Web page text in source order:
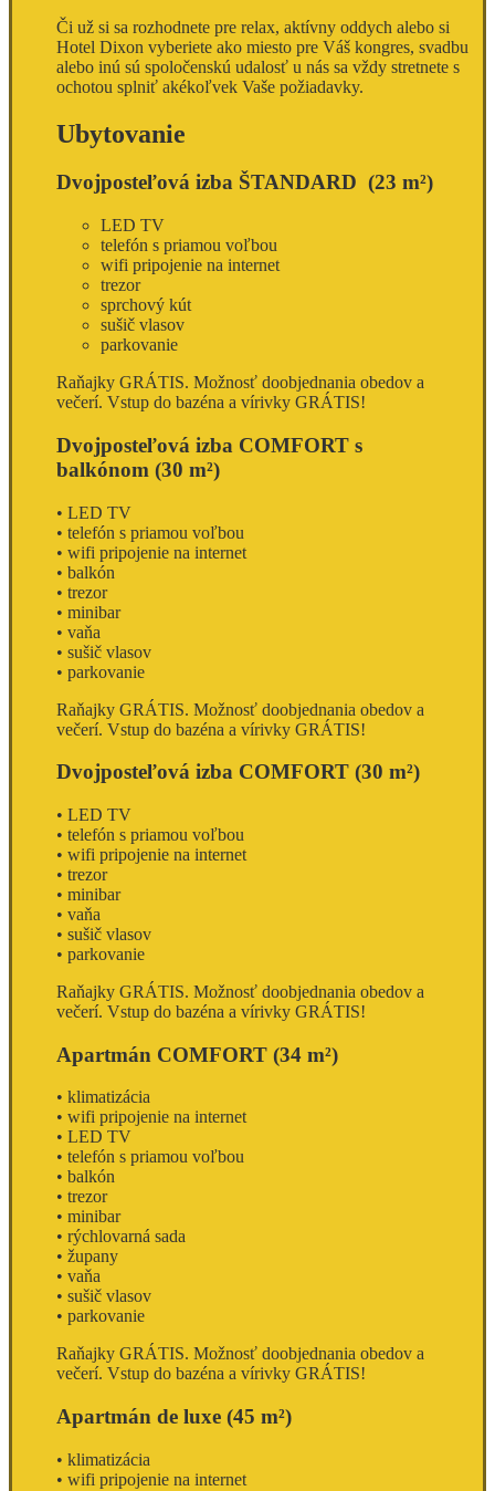
Či už si sa rozhodnete pre relax, aktívny oddych alebo si
Hotel Dixon vyberiete ako miesto pre Váš kongres, svadbu
alebo inú sú spoločenskú udalosť u nás sa vždy stretnete s
ochotou splniť akékoľvek Vaše požiadavky.
Ubytovanie
Dvojposteľová izba ŠTANDARD (23 m²)
LED TV
telefón s priamou voľbou
wifi pripojenie na internet
trezor
sprchový kút
sušič vlasov
parkovanie
Raňajky GRÁTIS. Možnosť doobjednania obedov a
večerí. Vstup do bazéna a vírivky GRÁTIS!
Dvojposteľová izba COMFORT s
balkónom (30 m²)
• LED TV
• telefón s priamou voľbou
• wifi pripojenie na internet
• balkón
• trezor
• minibar
• vaňa
• sušič vlasov
• parkovanie
Raňajky GRÁTIS. Možnosť doobjednania obedov a
večerí. Vstup do bazéna a vírivky GRÁTIS!
Dvojposteľová izba COMFORT (30 m²)
• LED TV
• telefón s priamou voľbou
• wifi pripojenie na internet
• trezor
• minibar
• vaňa
• sušič vlasov
• parkovanie
Raňajky GRÁTIS. Možnosť doobjednania obedov a
večerí. Vstup do bazéna a vírivky GRÁTIS!
Apartmán COMFORT (34 m²)
• klimatizácia
• wifi pripojenie na internet
• LED TV
• telefón s priamou voľbou
• balkón
• trezor
• minibar
• rýchlovarná sada
• župany
• vaňa
• sušič vlasov
• parkovanie
Raňajky GRÁTIS. Možnosť doobjednania obedov a
večerí. Vstup do bazéna a vírivky GRÁTIS!
Apartmán de luxe (45 m²)
• klimatizácia
• wifi pripojenie na internet